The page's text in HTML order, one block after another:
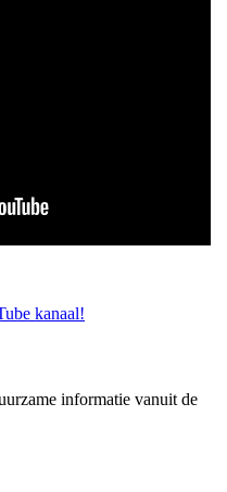
kanaal!
informatie vanuit de